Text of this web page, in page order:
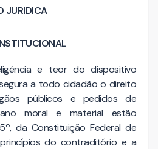
JURIDICA
e teor do dispositivo
a todo cidadão o direito
públicos e pedidos de
moral e material estão
da Constituição Federal de
do contraditório e a